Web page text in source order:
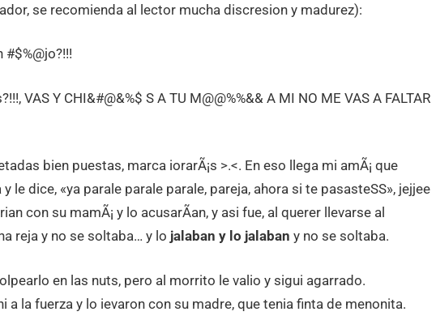
se recomienda al lector mucha discresion y madurez):
#$%@jo?!!!
VAS Y CHI&#@&%$ S A TU M@@%%&& A MI NO ME VAS A FALTAR
bien puestas, marca iorarÃ¡s >.<. En eso llega mi amÃ¡ que
le dice, «ya parale parale parale, pareja, ahora si te pasasteSS», jejjee
con su mamÃ¡ y lo acusarÃ­an, y asi fue, al querer llevarse al
reja y no se soltaba… y lo jalaban y lo jalaban y no se soltaba.
en las nuts, pero al morrito le valio y sigui agarrado.
a la fuerza y lo ievaron con su madre, que tenia finta de menonita.